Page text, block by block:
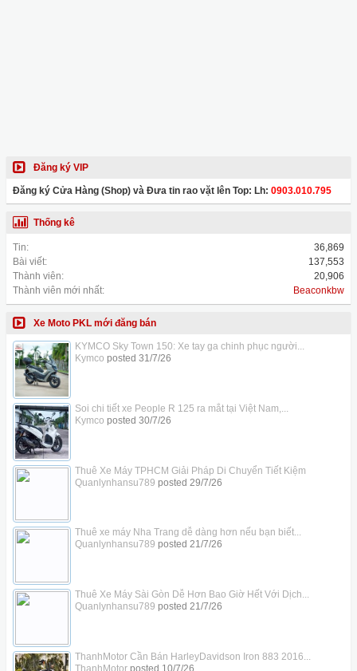
Đăng ký VIP
Đăng ký Cửa Hàng (Shop) và Đưa tin rao vặt lên Top: Lh: 0903.010.795
Thống kê
Tin:
36,869
Bài viết:
137,553
Thành viên:
20,906
Thành viên mới nhất:
Beaconkbw
Xe Moto PKL mới đăng bán
KYMCO Sky Town 150: Xe tay ga chinh phục người...
Kymco posted 31/7/26
Soi chi tiết xe People R 125 ra mắt tại Việt Nam,...
Kymco posted 30/7/26
Thuê Xe Máy TPHCM Giải Pháp Di Chuyển Tiết Kiệm
Quanlynhansu789 posted 29/7/26
Thuê xe máy Nha Trang dễ dàng hơn nếu bạn biết...
Quanlynhansu789 posted 21/7/26
Thuê Xe Máy Sài Gòn Dễ Hơn Bao Giờ Hết Với Dịch...
Quanlynhansu789 posted 21/7/26
ThanhMotor Cần Bán HarleyDavidson Iron 883 2016...
ThanhMotorposted 10/7/26